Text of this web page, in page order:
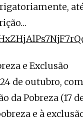
e Exclusão
de outubro,
da Pobreza (17
e à